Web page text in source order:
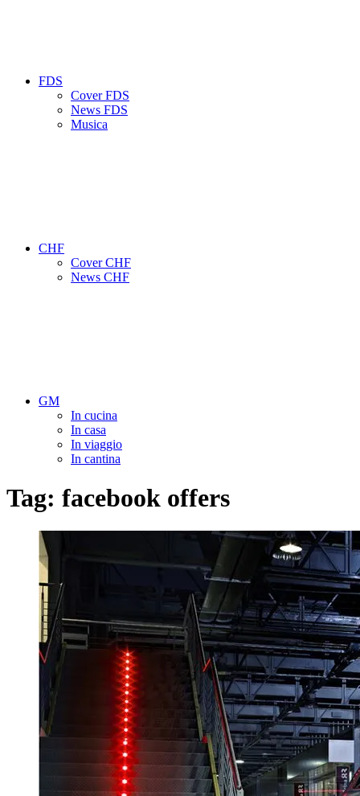
FDS
Cover FDS
News FDS
Musica
CHF
Cover CHF
News CHF
GM
In cucina
In casa
In viaggio
In cantina
Tag: facebook offers